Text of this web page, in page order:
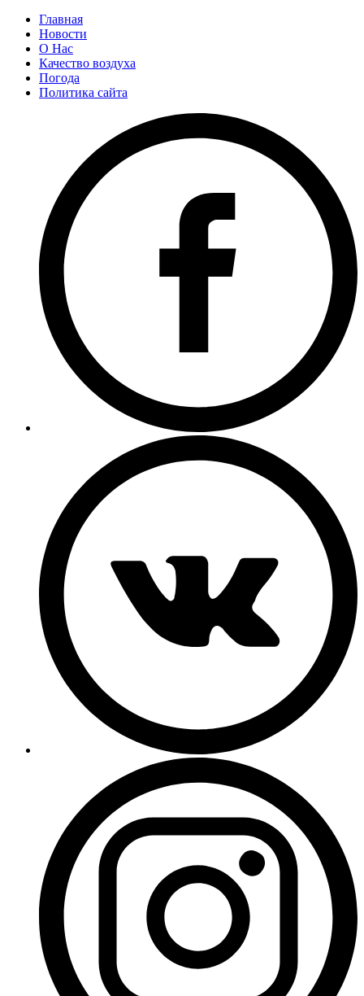
Главная
Новости
О Нас
Качество воздуха
Погода
Политика сайта